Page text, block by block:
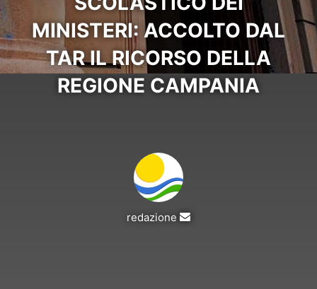
MINISTERI: ACCOLTO DAL
TAR IL RICORSO DELLA
REGIONE CAMPANIA
redazione
Invia